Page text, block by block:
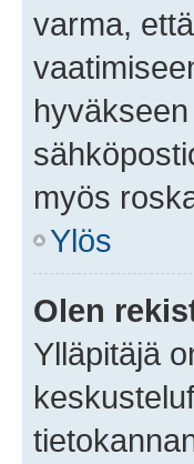
varma,
myös
Ylös
Olen
Ylläpitäjä